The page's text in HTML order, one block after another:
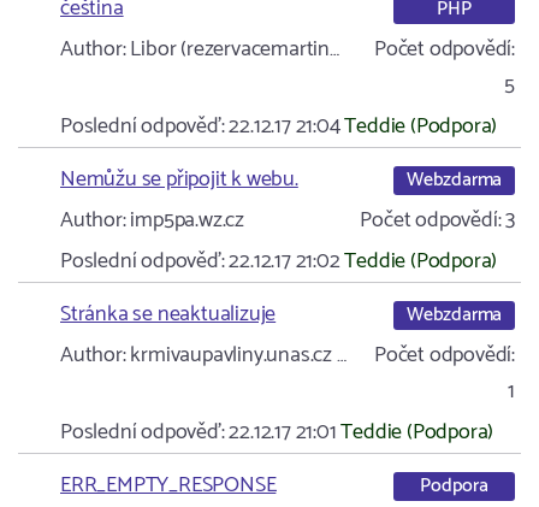
čeština
PHP
Author:Libor (rezervacemartin…
Počet odpovědí:
5
Poslední odpověď:22.12.17 21:04Teddie (Podpora)
Nemůžu se připojit k webu.
Webzdarma
Author:imp5pa.wz.cz Počet odpovědí:3
Poslední odpověď:22.12.17 21:02Teddie (Podpora)
Stránka se neaktualizuje
Webzdarma
Author:krmivaupavliny.unas.cz …
Počet odpovědí:
1
Poslední odpověď:22.12.17 21:01Teddie (Podpora)
ERR_EMPTY_RESPONSE
Podpora